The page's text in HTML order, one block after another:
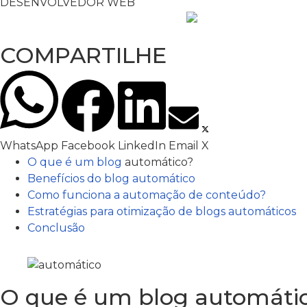
COMPARTILHE
WhatsApp Facebook LinkedIn Email X
O que é um blog automático?
Benefícios do blog automático
Como funciona a automação de conteúdo?
Estratégias para otimização de blogs automáticos
Conclusão
O que é um blog